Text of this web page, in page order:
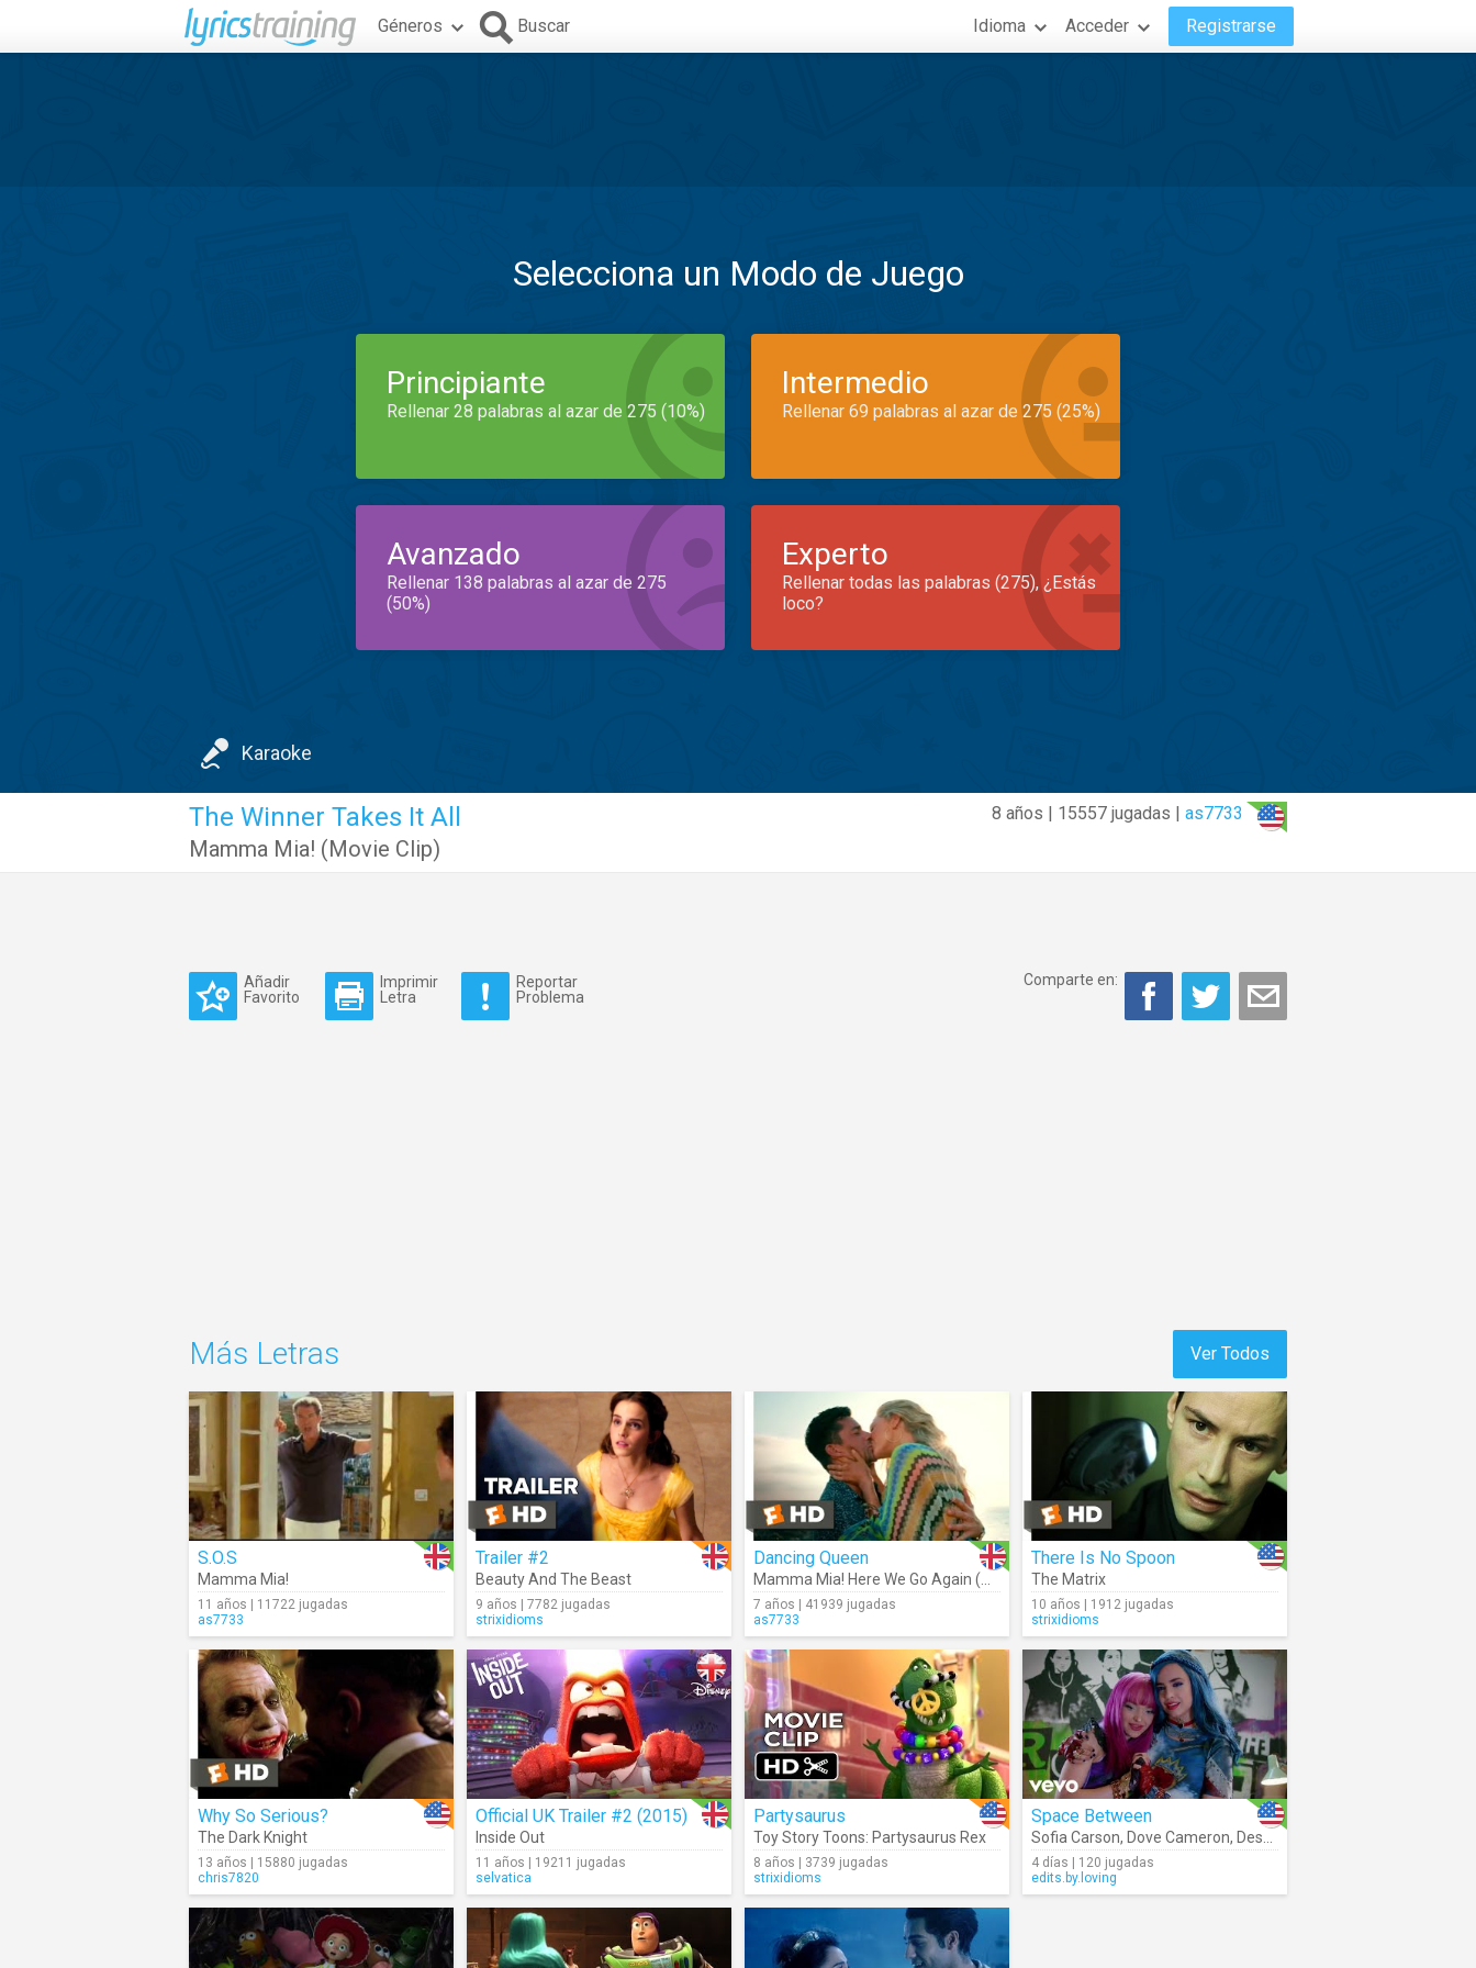
Géneros Buscar Idioma Acceder Registrarse
Selecciona un Modo de Juego
Principiante
Rellenar 28 palabras al azar de 275 (10%)
Intermedio
Rellenar 69 palabras al azar de 275 (25%)
Avanzado
Rellenar 138 palabras al azar de 275
(50%)
Experto
Rellenar todas las palabras (275), ¿Estás
loco?
Karaoke
8 años | 15557 jugadas | as7733
The Winner Takes It All
Mamma Mia! (Movie Clip)
Añadir
Favorito
Imprimir
Letra
Reportar
Problema
Comparte en:
Ver Todos
Más Letras
S.O.S
Mamma Mia!
11 años | 11722 jugadas
as7733
Trailer #2
Beauty And The Beast
9 años | 7782 jugadas
strixidioms
Dancing Queen
7 años | 41939 jugadas
as7733
There Is No Spoon
The Matrix
10 años | 1912 jugadas
strixidioms
Why So Serious?
The Dark Knight
13 años | 15880 jugadas
chris7820
Official UK Trailer #2 (2015)
Inside Out
11 años | 19211 jugadas
selvatica
Partysaurus
Toy Story Toons: Partysaurus Rex
8 años | 3739 jugadas
strixidioms
Space Between
Sofia Carson, Dove Cameron, Descendants – Cast
4 días | 120 jugadas
edits.by.loving